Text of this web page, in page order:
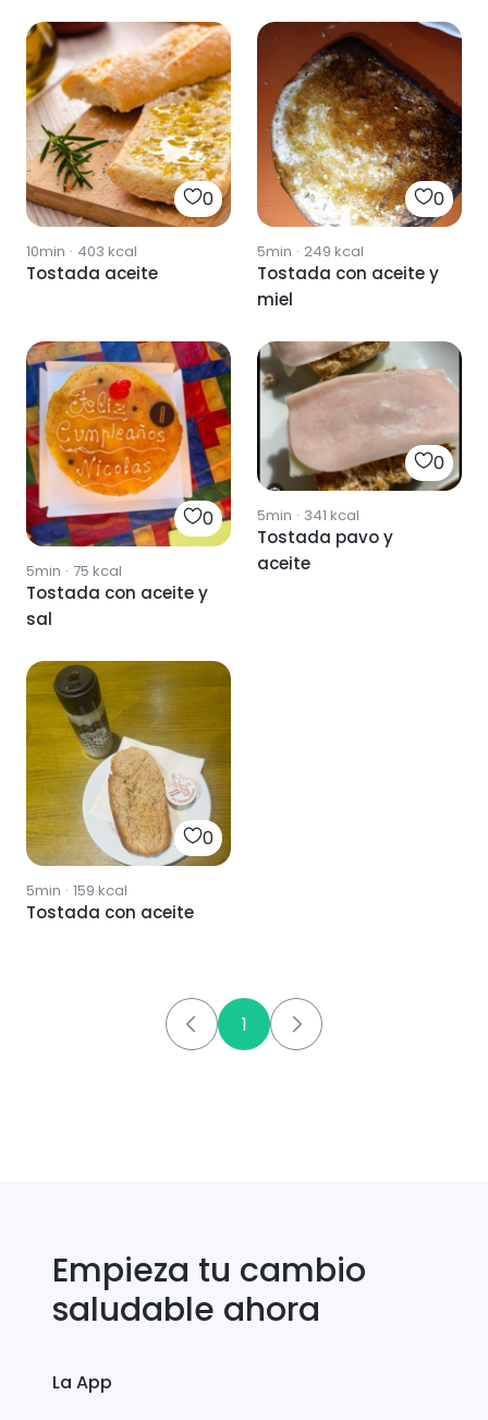
0
10min · 403 kcal
Tostada aceite
0
5min · 249 kcal
Tostada con aceite y
miel
0
5min · 75 kcal
Tostada con aceite y
sal
0
5min · 341 kcal
Tostada pavo y
aceite
0
5min · 159 kcal
Tostada con aceite
1
Empieza tu cambio
saludable ahora
La App